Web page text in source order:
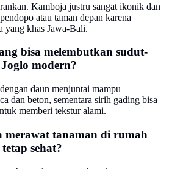
Kamboja justru sangat ikonik dan
atau taman depan karena
yang khas Jawa-Bali.
bisa melembutkan sudut-
modern?
daun menjuntai mampu
dan beton, sementara sirih gading bisa
memberi tekstur alami.
merawat tanaman di rumah
sehat?